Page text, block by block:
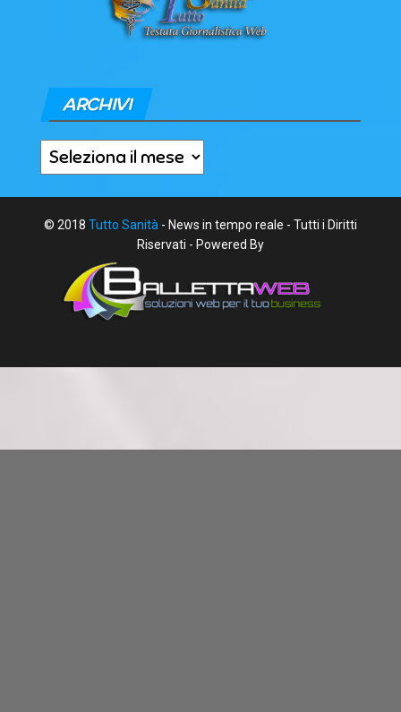
ARCHIVI
Archivi
© 2018 Tutto Sanità - News in tempo reale - Tutti i Diritti
Riservati - Powered By